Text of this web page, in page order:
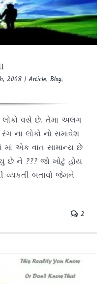
પગથીયા
Gujarati
2008 | Article, Blog,
લોકો વસે છે. તેમા અલગ
ના લોકો નો સમાવેશ
માં એક વાત સામાન્ય છે
ને ??? જો ખોટું હોય
વ્યકતી બતાવો જેમને
2